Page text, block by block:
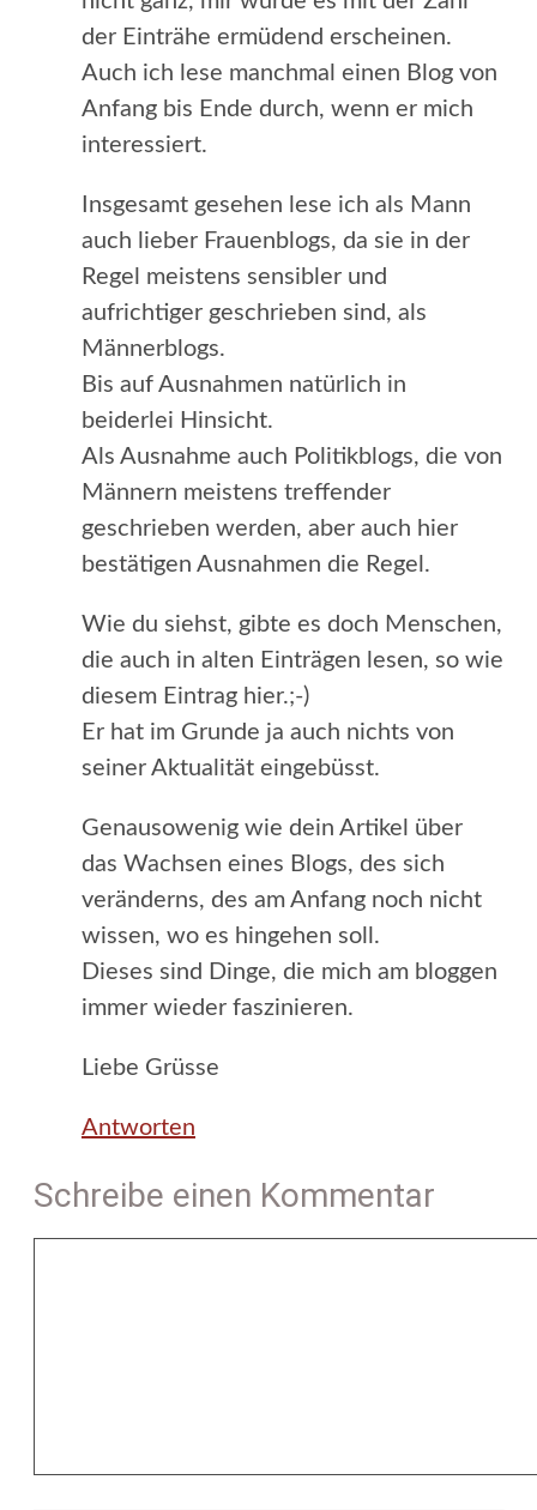
der Einträhe ermüdend erscheinen.
Auch ich lese manchmal einen Blog von
Anfang bis Ende durch, wenn er mich
interessiert.
Insgesamt gesehen lese ich als Mann
auch lieber Frauenblogs, da sie in der
Regel meistens sensibler und
aufrichtiger geschrieben sind, als
Männerblogs.
Bis auf Ausnahmen natürlich in
beiderlei Hinsicht.
Als Ausnahme auch Politikblogs, die von
Männern meistens treffender
geschrieben werden, aber auch hier
bestätigen Ausnahmen die Regel.
Wie du siehst, gibte es doch Menschen,
die auch in alten Einträgen lesen, so wie
diesem Eintrag hier.;-)
Er hat im Grunde ja auch nichts von
seiner Aktualität eingebüsst.
Genausowenig wie dein Artikel über
das Wachsen eines Blogs, des sich
veränderns, des am Anfang noch nicht
wissen, wo es hingehen soll.
Dieses sind Dinge, die mich am bloggen
immer wieder faszinieren.
Liebe Grüsse
Antworten
Schreibe einen Kommentar